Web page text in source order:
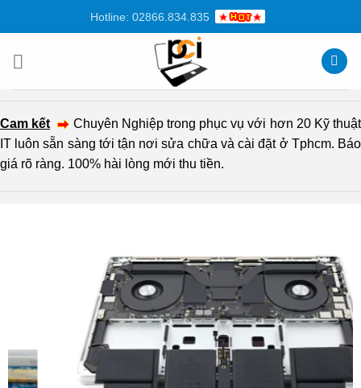
dung
Hotline: 02866.834.835
Cam kết
Chuyên Nghiệp trong phục vụ với hơn 20 Kỹ thuật
IT luôn sẵn sàng tới tận nơi sửa chữa và cài đặt ở Tphcm. Báo
giá rõ ràng. 100% hài lòng mới thu tiền.